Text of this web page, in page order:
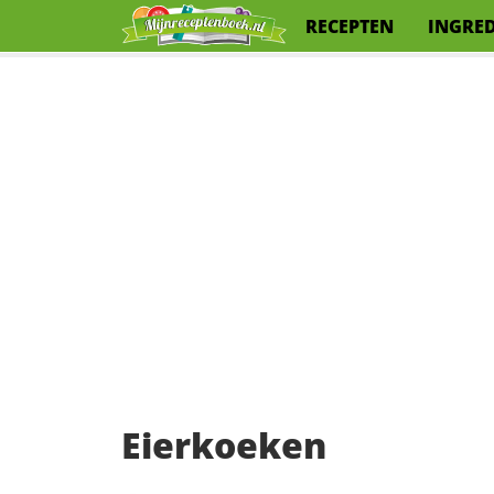
RECEPTEN
Eierkoeken